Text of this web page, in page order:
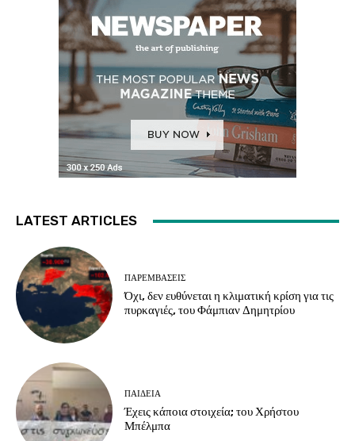
LATEST ARTICLES
ΠΑΡΕΜΒΑΣΕΙΣ
Όχι, δεν ευθύνεται η κλιματική κρίση για τις
πυρκαγιές, του Φάμπιαν Δημητρίου
ΠΑΙΔΕΙΑ
Έχεις κάποια στοιχεία; του Χρήστου
Μπέλμπα